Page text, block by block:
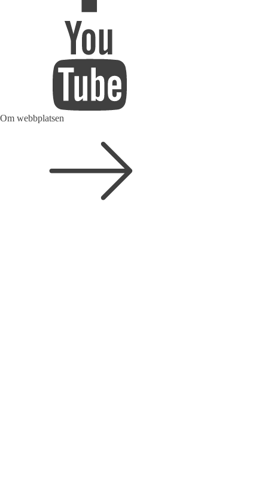
Om webbplatsen